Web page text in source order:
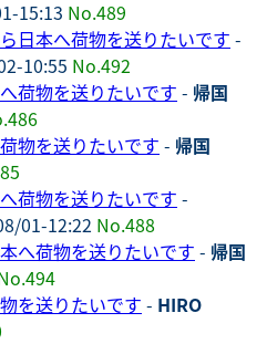
15:13 No.489
日本へ荷物を送りたいです -
10:55 No.492
荷物を送りたいです - 帰国
物を送りたいです - 帰国
荷物を送りたいです -
01-12:22 No.488
へ荷物を送りたいです - 帰国
を送りたいです - HIRO